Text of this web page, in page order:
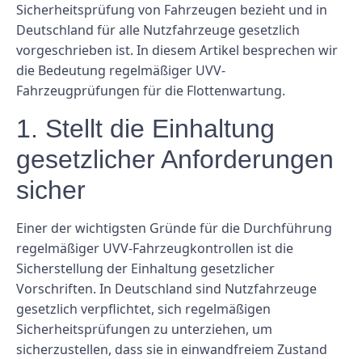
Sicherheitsprüfung von Fahrzeugen bezieht und in
Deutschland für alle Nutzfahrzeuge gesetzlich
vorgeschrieben ist. In diesem Artikel besprechen wir
die Bedeutung regelmäßiger UVV-
Fahrzeugprüfungen für die Flottenwartung.
1. Stellt die Einhaltung
gesetzlicher Anforderungen
sicher
Einer der wichtigsten Gründe für die Durchführung
regelmäßiger UVV-Fahrzeugkontrollen ist die
Sicherstellung der Einhaltung gesetzlicher
Vorschriften. In Deutschland sind Nutzfahrzeuge
gesetzlich verpflichtet, sich regelmäßigen
Sicherheitsprüfungen zu unterziehen, um
sicherzustellen, dass sie in einwandfreiem Zustand